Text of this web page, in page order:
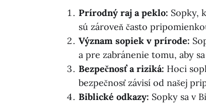
Prírodný raj a peklo: Sopky,
sú zároveň často
Význam sopiek v prírode:
a pre zabránenie tomu, aby
Bezpečnosť a riziká: Hoci
bezpečnosť závisí od našej
Biblické odkazy: Sopky sa v